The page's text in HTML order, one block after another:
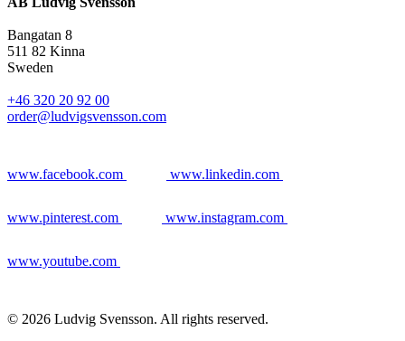
Bangatan 8
511 82 Kinna
Sweden
+46 320 20 92 00
order@ludvigsvensson.com
www.facebook.com www.linkedin.com
www.pinterest.com www.instagram.com
www.youtube.com
© 2026 Ludvig Svensson. All rights reserved.